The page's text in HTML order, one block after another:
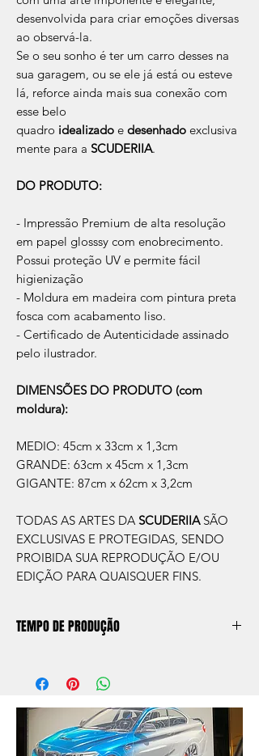
desenvolvida para criar emoções diversas
ao observá-la.
Se o seu sonho é ter um carro desses na
sua garagem, ou se ele já está ou esteve
lá, reforce ainda mais sua conexão com
esse belo
quadro idealizado e desenhado exclusiva
mente para a SCUDERIIA.
DO PRODUTO:
- Impressão Premium de alta resolução
em papel glosssy com enobrecimento.
Possui proteção UV e permite fácil
higienização
- Moldura em madeira com pintura preta
fosca com acabamento liso.
- Certificado de Autenticidade assinado
pelo ilustrador.
DIMENSÕES DO PRODUTO (com
moldura):
MEDIO: 45cm x 33cm x 1,3cm
GRANDE: 63cm x 45cm x 1,3cm
GIGANTE: 87cm x 62cm x 3,2cm
TODAS AS ARTES DA SCUDERIIA SÃO
EXCLUSIVAS E PROTEGIDAS, SENDO
PROIBIDA SUA REPRODUÇÃO E/OU
EDIÇÃO PARA QUAISQUER FINS.
TEMPO DE PRODUÇÃO
aprox. 5 dias úteis, após a confirmação de
compra.
Após a produçao, seguimos com o envio
no endereço que nos for informado na
compra ou disponibilizaremos para retirada